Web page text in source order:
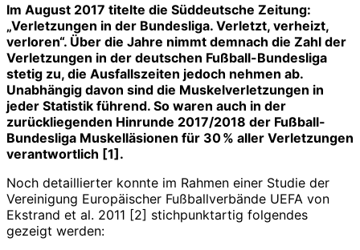
Im August 2017 titelte die Süddeutsche Zeitung:
„Verletzungen in der Bundesliga. Verletzt, verheizt,
verloren“. Über die Jahre nimmt demnach die Zahl der
Verletzungen in der deutschen Fußball-Bundesliga
stetig zu, die Ausfallszeiten jedoch nehmen ab.
Unabhängig davon sind die Muskelverletzungen in
jeder Statistik führend. So waren auch in der
zurückliegenden Hinrunde 2017/2018 der Fußball-
Bundesliga ­Muskelläsionen für 30 % aller Verletzungen
verantwortlich [1].
Noch detaillierter konnte im Rahmen einer Studie der
Vereinigung Europäischer Fußballverbände UEFA von
Ekstrand et al. 2011 [2] stichpunktartig folgendes
gezeigt werden: